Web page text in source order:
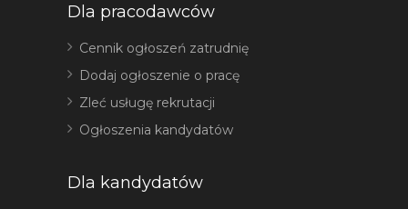
Dla pracodawców
Cennik ogłoszeń zatrudnię
Dodaj ogłoszenie o pracę
Zleć usługę rekrutacji
Ogłoszenia kandydatów
Dla kandydatów